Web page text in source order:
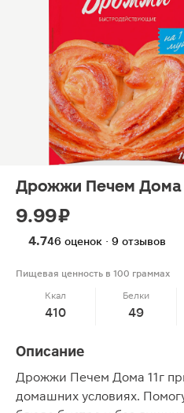
Дрожжи Печем Дома
9.99 ₽
4.746 оценок · 9 отзывов
Пищевая ценность в 100 граммах
Ккал
410
Белки
49
Описание
Дрожжи Печем Дома 11г
домашних условиях.